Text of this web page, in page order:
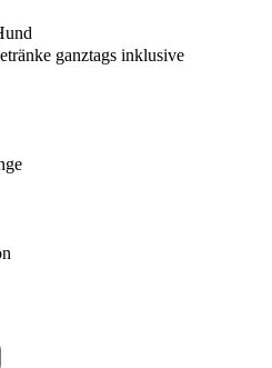
ganztags inklusive